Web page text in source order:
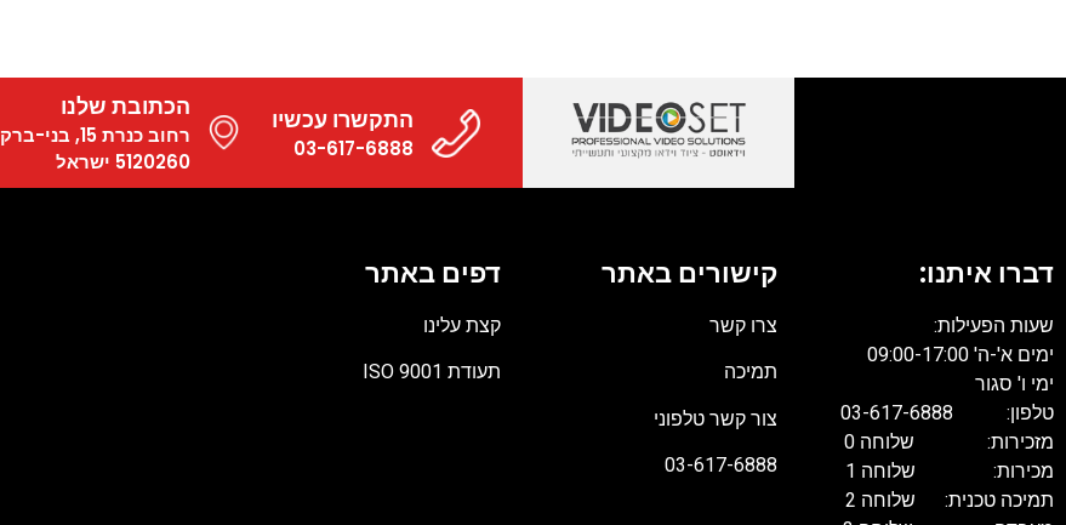
התקשרו עכשיו
03-617-6888
הכתובת שלנו
רחוב כנרת 15, בני-ברק
5120260 ישראל
דברו איתנו:
שעות הפעילות:
ימים א'-ה' 09:00-17:00
ימי ו' סגור
טלפון: 03-617-6888
מזכירות: שלוחה 0
מכירות: שלוחה 1
תמיכה טכנית: שלוחה 2
קישורים באתר
צרו קשר
תמיכה
צור קשר טלפוני
03-617-6888
דפים באתר
קצת עלינו
תעודת ISO 9001